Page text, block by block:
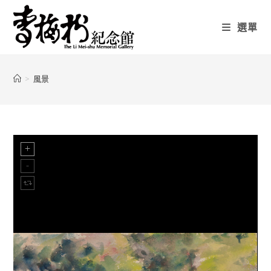
選單
> 風景